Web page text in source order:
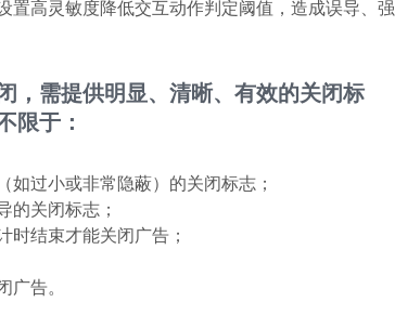
置高灵敏度降低交互动作判定阈值，造成误导、强
，需提供明显、清晰、有效的关闭标
限于：
过小或非常隐蔽）的关闭标志；
的关闭标志；
时结束才能关闭广告；
告。